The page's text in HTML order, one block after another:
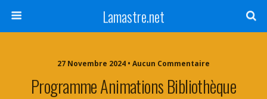
Lamastre.net
27 Novembre 2024 • Aucun Commentaire
Programme Animations Bibliothèque